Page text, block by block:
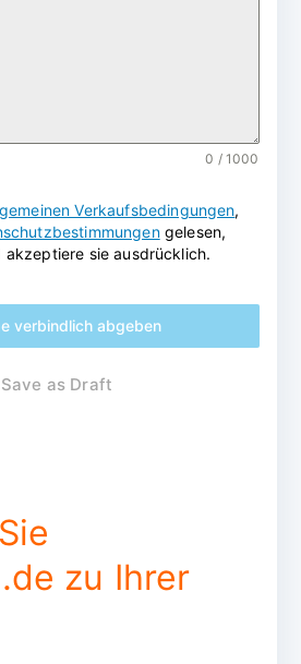
0 / 1000
Verkaufsbedingungen,
gelesen,
akzeptiere sie ausdrücklich.
verbindlich abgeben
Save as Draft
zu Ihrer